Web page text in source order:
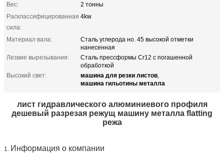
Вес:
2 тонны
Расклассифицированная
сила:
4kw
Материал вала:
Сталь углерода но. 45 высокой отметки
нанесенная
Лезвие вырезывания:
Сталь прессформы Cr12 с погашенной
обработкой
Высокий свет:
машина для резки листов,
машина гильотины металла
лист гидравлического алюминиевого профиля
дешевый разрезая режущ машину металла flatting
режа
1. Информация о компании